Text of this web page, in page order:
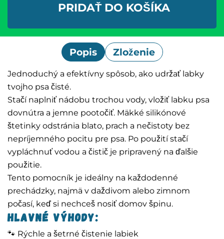
PRIDAŤ DO KOŠÍKA
Popis Zloženie
Jednoduchý a efektívny spôsob, ako udržať labky
tvojho psa čisté.
Stačí naplniť nádobu trochou vody, vložiť labku psa
dovnútra a jemne pootočiť. Mäkké silikónové
štetinky odstránia blato, prach a nečistoty bez
nepríjemného pocitu pre psa. Po použití stačí
vypláchnuť vodou a čistič je pripravený na ďalšie
použitie.
Tento pomocník je ideálny na každodenné
prechádzky, najmä v daždivom alebo zimnom
počasí, keď si nechceš nosiť domov špinu.
Hlavné výhody:
🐾 Rýchle a šetrné čistenie labiek